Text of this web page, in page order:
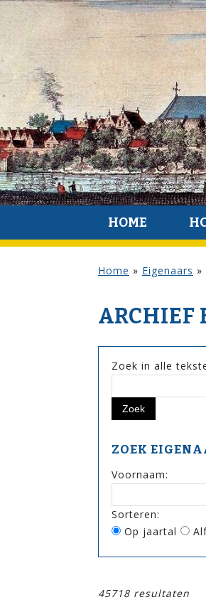
HOME
Home » Eigenaars »
ARCHIEF
Zoek in alle
ZOEK
Voornaam:
Sorteren:
Op jaartal
45718 resultaten